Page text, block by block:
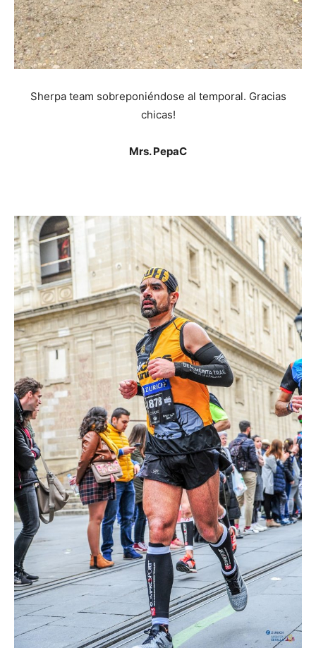
Sherpa team sobreponiéndose al temporal. Gracias
chicas!
Mrs. PepaC